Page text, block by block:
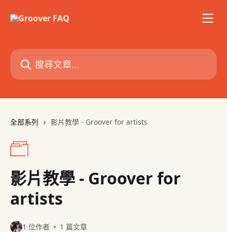
搜尋文章…
全部系列 影片教學 - Groover for artists
影片教學 - Groover for
artists
1 位作者 1 篇文章